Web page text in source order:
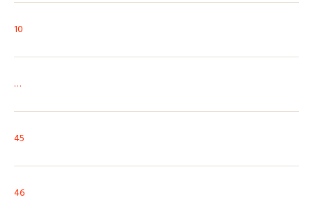
10
…
45
46